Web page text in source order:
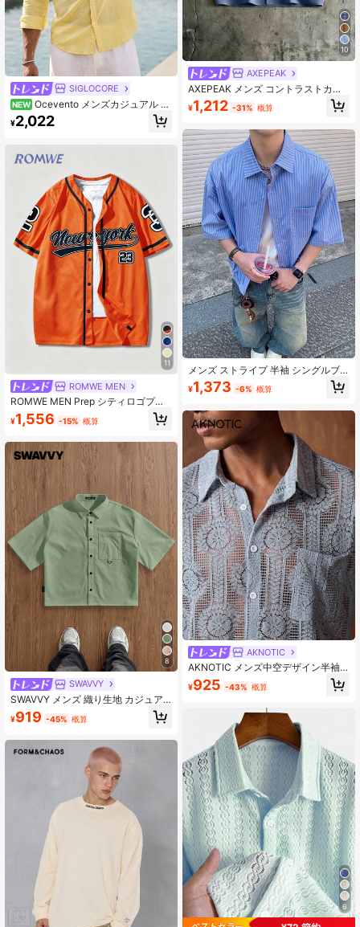
SIGLOCORE
NEW Ocevento メンズカジュアル イ
エロー長袖ボタンダウンシャツ 夏の
ビーチスタイル 軽量 イエロー襟付き
最適
¥2,022
11
ROMWE MEN
ROMWE MEN Prep シティロゴプリ
ント 半袖シャツ
¥1,556 -15% 概算
8
SWAVVY
SWAVVY メンズ 織り生地 カジュア
ル ルーズフィット 半袖シャツ
¥919 -45% 概算
10
AXEPEAK
AXEPEAK メンズ コントラストカラ
ー パッチワーク ファッション 半袖
シャツ 襟付き
¥1,212 -31% 概算
メンズ ストライプ 半袖 シングルブ
レスト カジュアル ルーズフィット
シャツ
¥1,373 -6% 概算
AKNOTIC
AKNOTIC メンズ中空デザイン半袖
シングルブレストカジュアルシャ
ツ、バケーション、父の日ギフト
¥925 -43% 概算
6